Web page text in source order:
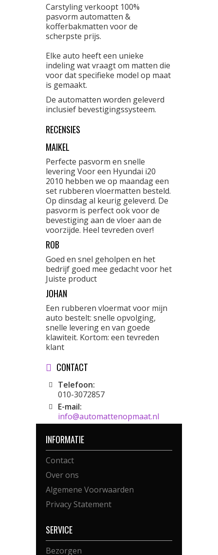
Carstyling verkoopt 100%
pasvorm automatten &
kofferbakmatten voor de
scherpste prijs.
Elke auto heeft een unieke
indeling wat vraagt om matten die
voor dat specifieke model op maat
is gemaakt.
De automatten worden geleverd
inclusief bevestigingssysteem.
RECENSIES
MAIKEL
Perfecte pasvorm en snelle
levering Voor een Hyundai i20
2010 hebben we op maandag een
set rubberen vloermatten besteld.
Op dinsdag al keurig geleverd. De
pasvorm is perfect ook voor de
bevestiging aan de vloer aan de
voorzijde. Heel tevreden over!
ROB
Goed en snel geholpen en het
bedrijf goed mee gedacht voor het
Juiste product
JOHAN
Een rubberen vloermat voor mijn
auto bestelt: snelle opvolging,
snelle levering en van goede
klawiteit. Kortom: een tevreden
klant
CONTACT
Telefoon:
010-3072857
E-mail:
info@automattenopmaat.nl
INFORMATIE
Contact
Over ons
Algemene Voorwaarden
Privacy Statement
SERVICE
Bezorgen